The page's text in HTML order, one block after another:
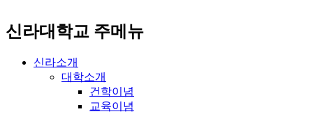
신라대학교 주메뉴
신라소개
대학소개
건학이념
교육이념